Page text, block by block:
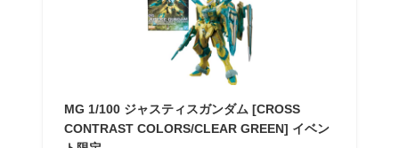
MG 1/100 ジャスティスガンダム [CROSS
CONTRAST COLORS/CLEAR GREEN] イベン